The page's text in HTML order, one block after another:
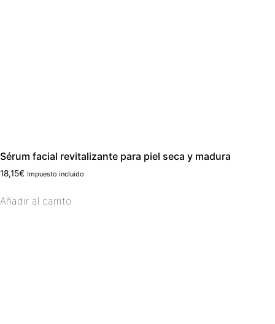
Sérum facial revitalizante para piel seca y madura
18,15€ Impuesto incluido
Añadir al carrito